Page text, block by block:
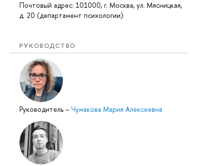
Почтовый адрес: 101000, г. Москва, ул. Мясницкая,
д. 20 (департамент психологии)
РУКОВОДСТВО
Руководитель – Чумакова Мария Алексеевна